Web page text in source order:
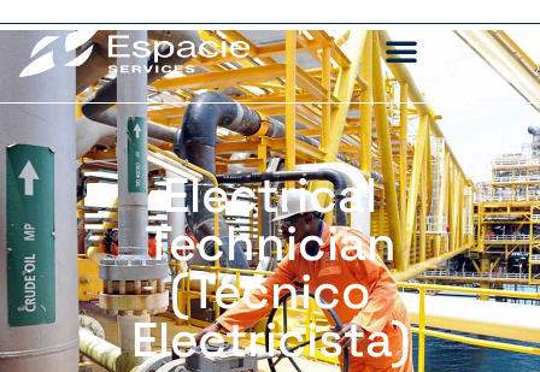
Electrical
Technician
(Técnico
Electricista)